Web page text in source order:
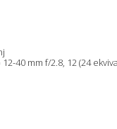
40 mm f/2.8, 12 (24